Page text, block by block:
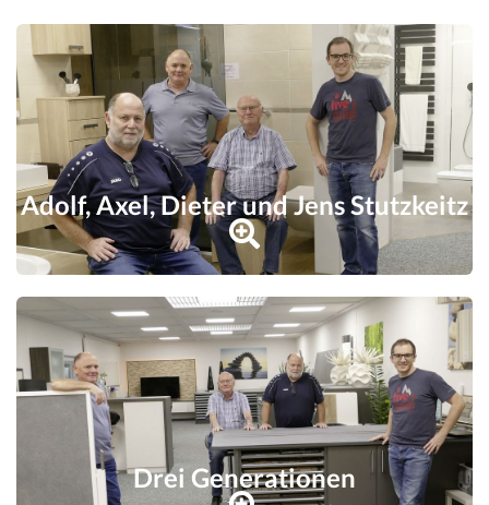
Adolf, Axel, Dieter und Jens Stutzkeitz
Drei Generationen